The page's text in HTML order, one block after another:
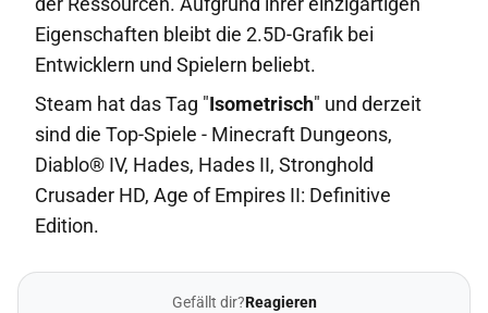
Eigenschaften bleibt die 2.5D-Grafik bei
Entwicklern und Spielern beliebt.
Steam hat das Tag "Isometrisch" und derzeit
sind die Top-Spiele - Minecraft Dungeons,
Diablo® IV, Hades, Hades II, Stronghold
Crusader HD, Age of Empires II: Definitive
Edition.
Gefällt dir?Reagieren